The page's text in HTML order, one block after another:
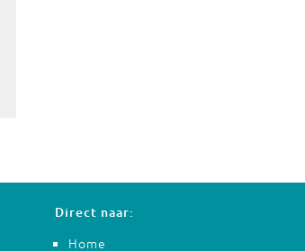
Direct naar:
Home